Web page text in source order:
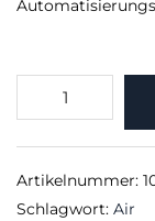
Shading
Actuator
Air
Menge
Artikelnummer:
Schlagwort: Air